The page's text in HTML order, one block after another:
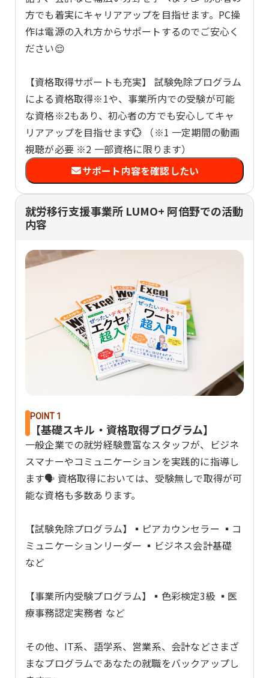
方でも着実にキャリアアップを目指せます。PC操
作は電源の入れ方からサポートするのでご安心く
ださい😌
【資格取得サポートも充実】 試験免除プログラム
による資格取得※1や、事業所内での受験が可能
な資格※2もあり、初心者の方でも安心してキャ
リアアップを目指せます💮 （※1 一定期間の動画
視聴が必要 ※2 一部資格に限ります）
サポート内容を確認したい
就労移行支援事業所 LUMO+ 阿倍野での活動
内容
POINT 1
【基礎スキル・資格取得プログラム】
一般企業での就労経験豊富なスタッフが、ビジネ
スマナーやコミュニケーションを実践的に指導し
ます🗣️ 資格取得においては、受験無しで取得が可
能な資格も多数あります。
【試験免除プログラム】▪ピアカウンセラー ▪コ
ミュニケーションリーダー ▪ビジネス会計基礎
など
【事業所内受験プログラム】▪色彩検定3級 ▪医
療事務認定実務者 など
その他、IT系、語学系、営業系、会計などさまざ
まなプログラムであなたの就職をバックアップし